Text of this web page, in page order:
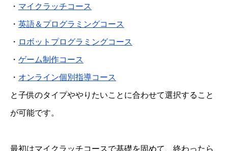
・ マイクラッチコース
・ 英語＆プログラミングコース
・ ロボットプログラミングコース
・ ゲーム制作コース
・ オンライン個別指導コース
と子供のタイプややりたいことに合わせて選択すること
が可能です。
最初はマイクラッチコースで基礎を固めて、終わったら